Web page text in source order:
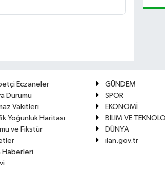
Eczaneler
Durumu
Vakitleri
Yoğunluk Haritası
ve Fikstür
Haberleri
GÜNDEM
SPOR
EKONOMİ
BİLİM VE
DÜNYA
ilan.gov.tr